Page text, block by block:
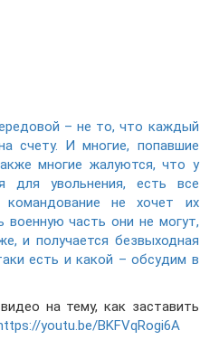
– не то, что каждый
счету. И многие, попавшие
многие жалуются, что у
для увольнения, есть все
не хочет их
военную часть они не могут,
и получается безвыходная
есть и какой – обсудим в
на тему, как заставить
youtu.be/BKFVqRogi6A